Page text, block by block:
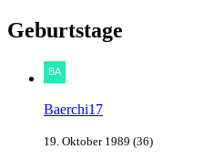
Geburtstage
Baerchi17
19. Oktober 1989 (36)